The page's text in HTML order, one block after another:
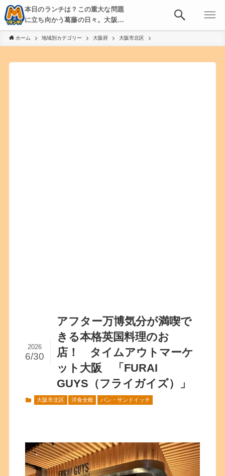
本日のランチは？この重大な問題
に立ち向かう葛藤の日々。大阪・
京都・神戸を中心とした食べ歩
き、飲み歩きを綴る。
ホーム 地域別カテゴリー 大阪府 大阪市北区
アフター万博気分が満喫で
きる本格英国料理のお
店！ タイムアウトマーケ
ット大阪 「FURAI
GUYS（フライガイズ）」
2026
6/30
大阪市北区 洋食全般 パン・サンドイッチ